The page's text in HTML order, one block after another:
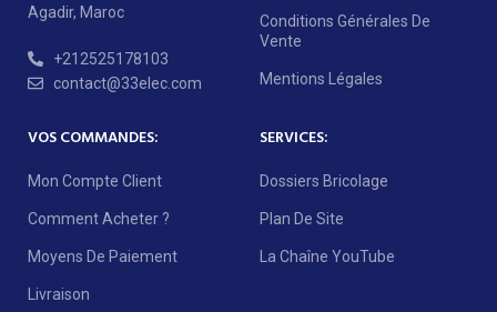
Agadir, Maroc
+212525178103
contact@33elec.com
Conditions Générales De
Vente
Mentions Légales
VOS COMMANDES:
Mon Compte Client
Comment Acheter ?
Moyens De Paiement
Livraison
SERVICES:
Dossiers Bricolage
Plan De Site
La Chaîne YouTube